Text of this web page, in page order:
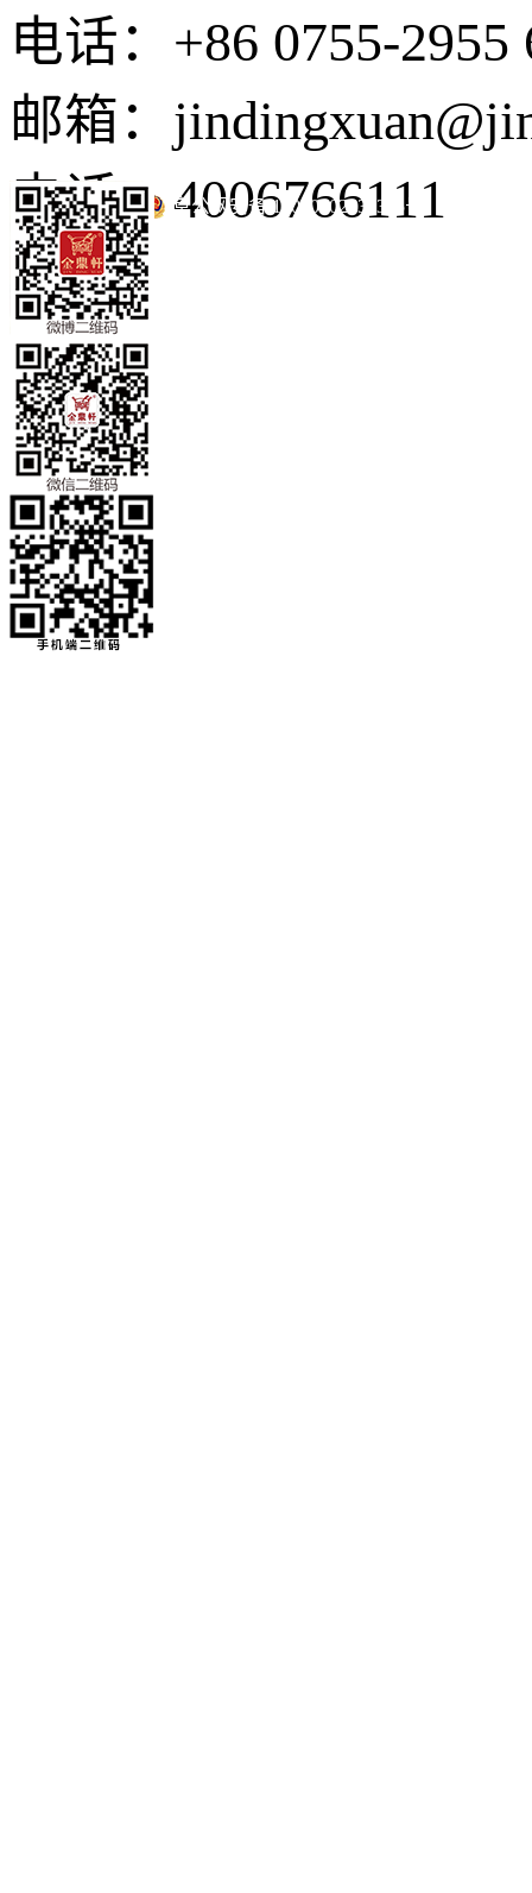
电话：+86 0755-2955
邮箱：
电话：4006766111
京公网安备 11010502035345号